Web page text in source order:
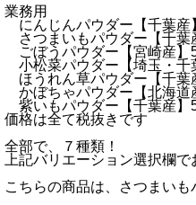
業務用
にんじんパウダー【千葉
さつまいもパウダー【千
ごぼうパウダー【宮崎産
小松菜パウダー【埼玉・
ほうれん草パウダー【千
かぼちゃパウダー【北海
紫いもパウダー【千葉産
価格は全て税抜きです
全部で、７種類！
上記バリエーション選択欄で
こちらの商品は、さつまいも